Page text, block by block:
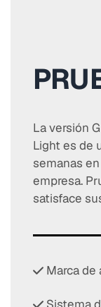
La versión
Light es de
semanas
empresa.
satisface
Marca de